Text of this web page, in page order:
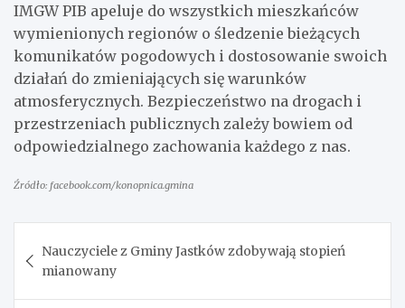
IMGW PIB apeluje do wszystkich mieszkańców
wymienionych regionów o śledzenie bieżących
komunikatów pogodowych i dostosowanie swoich
działań do zmieniających się warunków
atmosferycznych. Bezpieczeństwo na drogach i
przestrzeniach publicznych zależy bowiem od
odpowiedzialnego zachowania każdego z nas.
Źródło: facebook.com/konopnica.gmina
wpisu
Nauczyciele z Gminy Jastków zdobywają stopień
mianowany